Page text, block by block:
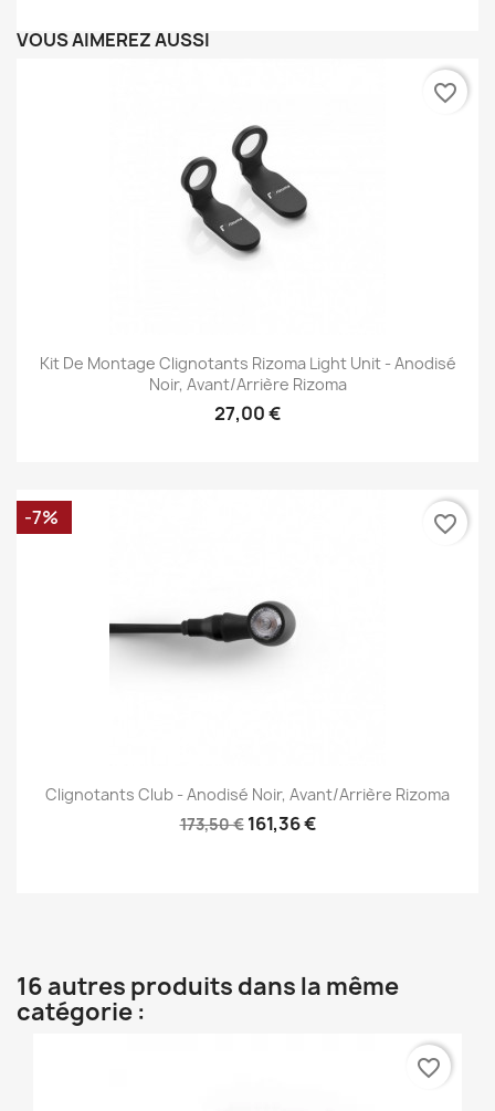
VOUS AIMEREZ AUSSI
Kit De Montage Clignotants Rizoma Light Unit - Anodisé
Noir, Avant/Arrière Rizoma
27,00 €
favorite_border
Clignotants Club - Anodisé Noir, Avant/Arrière Rizoma
173,50 € 161,36 €
-7% favorite_border
16 autres produits dans la même
catégorie :
favorite_border